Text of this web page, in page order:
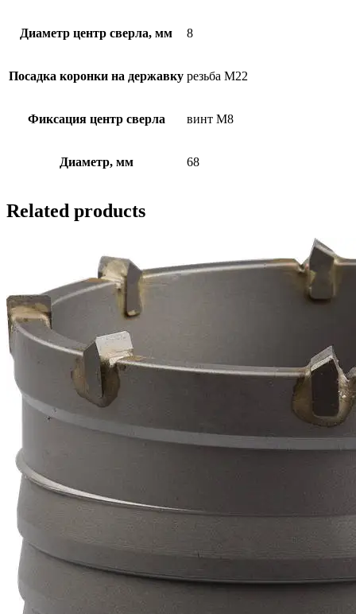
Диаметр центр сверла, мм 8
Посадка коронки на державку резьба М22
Фиксация центр сверла винт М8
Диаметр, мм 68
Related products